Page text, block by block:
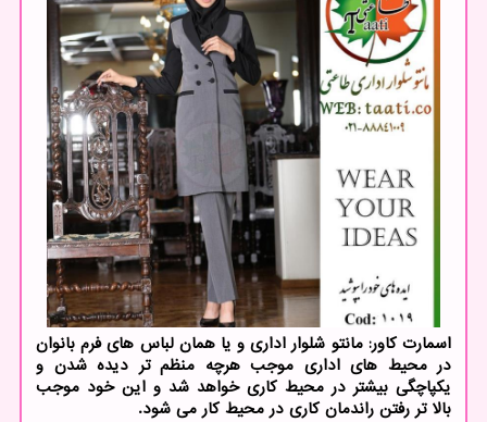
اسمارت كاور: مانتو شلوار اداری و یا همان لباس های فرم بانوان
در محیط های اداری موجب هرچه منظم تر دیده شدن و
یكپاچگی بیشتر در محیط كاری خواهد شد و این خود موجب
بالا تر رفتن راندمان كاری در محیط كار می شود.